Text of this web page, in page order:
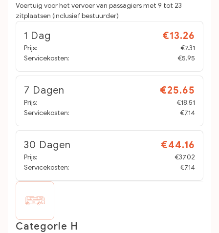
Voertuig voor het vervoer van passagiers met 9 tot 23
zitplaatsen (inclusief bestuurder)
1 Dag €13.26
Prijs:
€7.31
Servicekosten:
€5.95
7 Dagen €25.65
Prijs:
€18.51
Servicekosten:
€7.14
30 Dagen €44.16
Prijs:
€37.02
Servicekosten:
€7.14
Categorie H